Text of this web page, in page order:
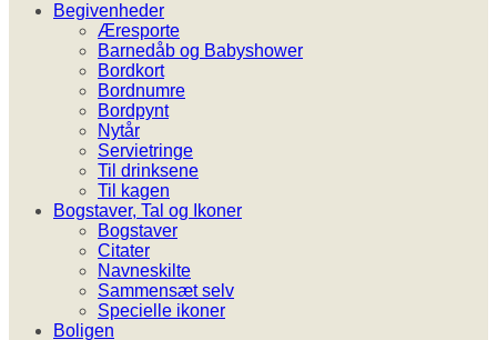
Begivenheder
Æresporte
Barnedåb og Babyshower
Bordkort
Bordnumre
Bordpynt
Nytår
Servietringe
Til drinksene
Til kagen
Bogstaver, Tal og Ikoner
Bogstaver
Citater
Navneskilte
Sammensæt selv
Specielle ikoner
Boligen